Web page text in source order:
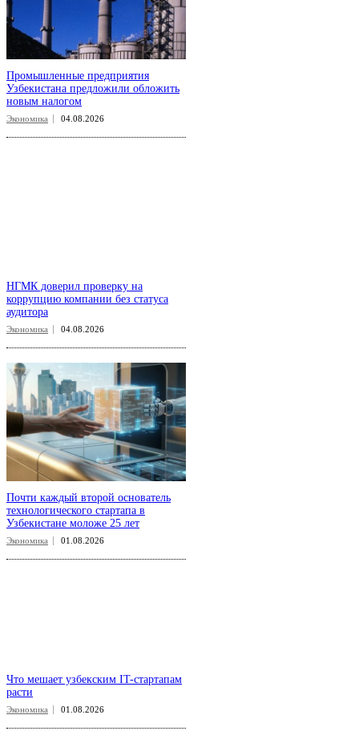
Промышленные предприятия
Узбекистана предложили обложить
новым налогом
Экономика 04.08.2026
НГМК доверил проверку на
коррупцию компании без статуса
аудитора
Экономика 04.08.2026
Почти каждый второй основатель
технологического стартапа в
Узбекистане моложе 25 лет
Экономика 01.08.2026
Что мешает узбекским IT-стартапам
расти
Экономика 01.08.2026